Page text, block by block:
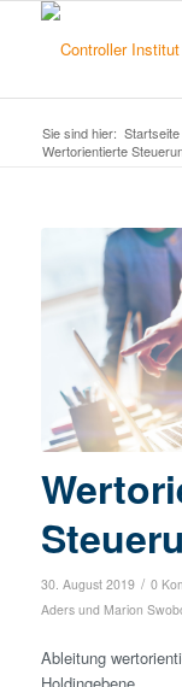
Sie sind hier: Startseite
Wertorientierte
30. August 2019 / 0
Adersund Marion
Ableitung